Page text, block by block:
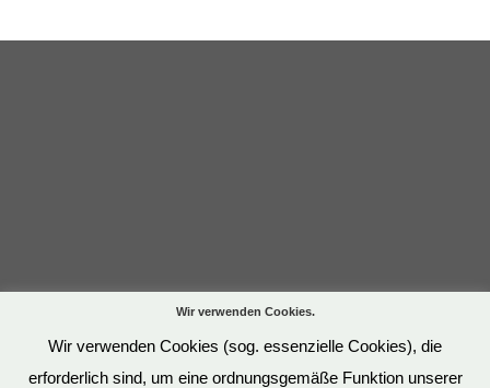
Wir verwenden Cookies.
Wir verwenden Cookies (sog. essenzielle Cookies), die
erforderlich sind, um eine ordnungsgemäße Funktion unserer